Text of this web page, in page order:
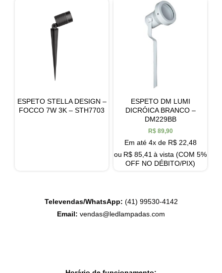
ESPETO STELLA DESIGN –
FOCCO 7W 3K – STH7703
ESPETO DM LUMI
DICRÓICA BRANCO –
DM229BB
R$89,90
Em até 4x de R$22,48
ou R$ 85,41 à vista (COM 5%
OFF NO DÉBITO/PIX)
Televendas/WhatsApp: (41) 99530-4142
Email: vendas@ledlampadas.com